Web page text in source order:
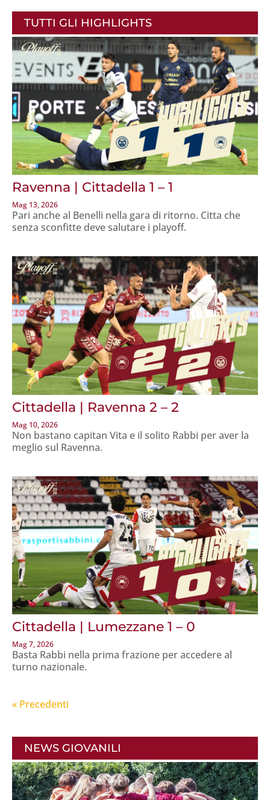
TUTTI GLI HIGHLIGHTS
Ravenna | Cittadella 1 – 1
Mag 13, 2026
Pari anche al Benelli nella gara di ritorno. Citta che
senza sconfitte deve salutare i playoff.
Cittadella | Ravenna 2 – 2
Mag 10, 2026
Non bastano capitan Vita e il solito Rabbi per aver la
meglio sul Ravenna.
Cittadella | Lumezzane 1 – 0
Mag 7, 2026
Basta Rabbi nella prima frazione per accedere al
turno nazionale.
NEWS GIOVANILI